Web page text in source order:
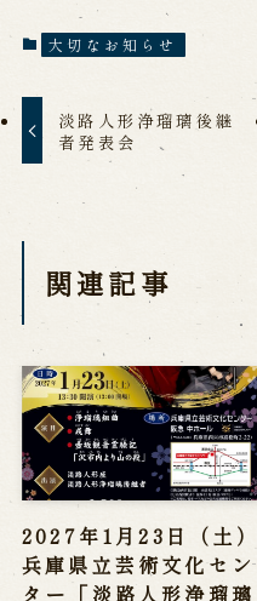
淡路島と国生み神
淡路人形浄瑠璃の歴
淡路人形独自の演目
ご利用案内
営業日時・料金
お問い合わせ
よくあるご質問
お電話でお問い合わ
予約
WEB予約
メール
お電話で予約
大切なお知らせ
淡路人形浄瑠璃後継
者発表会
関連記事
2027年1月23日（土）
兵庫県立芸術文化セン
ター「淡路人形浄瑠璃